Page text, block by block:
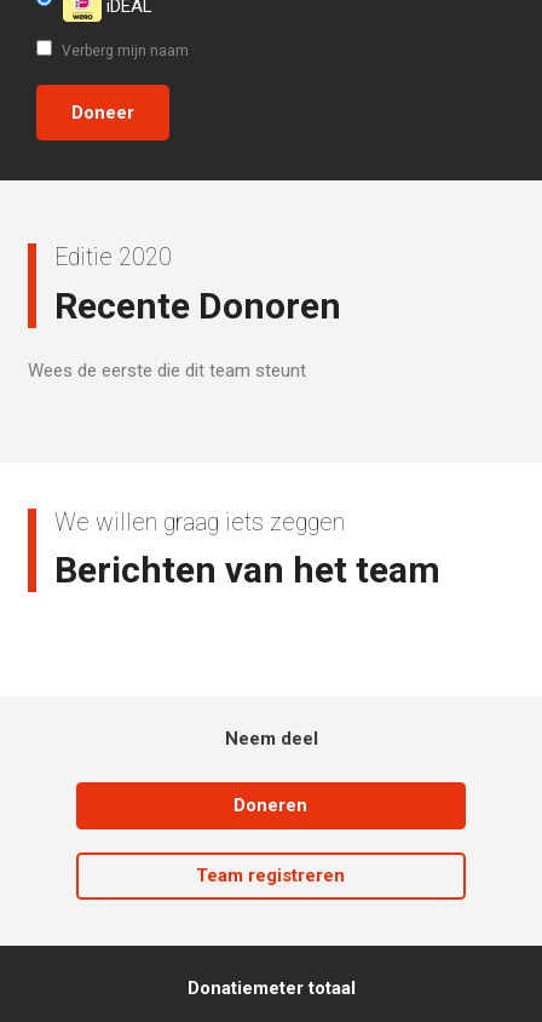
iDEAL
Verberg mijn naam
Editie 2020
Recente Donoren
Wees de eerste die dit team steunt
We willen graag iets zeggen
Berichten van het team
Neem deel
Doneren
Team registreren
Donatiemeter totaal